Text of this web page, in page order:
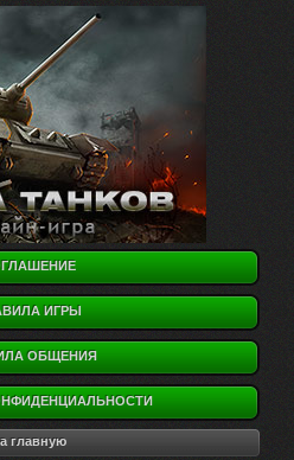
ИГРЫ
ОБЩЕНИЯ
главную